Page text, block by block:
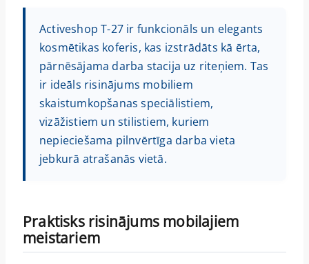
Activeshop T-27 ir funkcionāls un elegants
kosmētikas koferis, kas izstrādāts kā ērta,
pārnēsājama darba stacija uz riteņiem. Tas
ir ideāls risinājums mobiliem
skaistumkopšanas speciālistiem,
vizāžistiem un stilistiem, kuriem
nepieciešama pilnvērtīga darba vieta
jebkurā atrašanās vietā.
Praktisks risinājums mobilajiem
meistariem